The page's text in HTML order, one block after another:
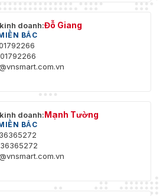
doanh:Đỗ Giang
BẮC
doanh:Mạnh Tường
BẮC